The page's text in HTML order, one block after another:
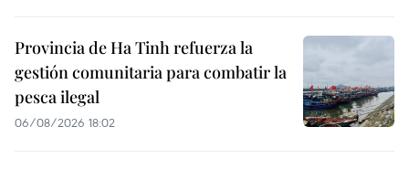
Provincia de Ha Tinh refuerza la
gestión comunitaria para combatir la
pesca ilegal
06/08/2026 18:02